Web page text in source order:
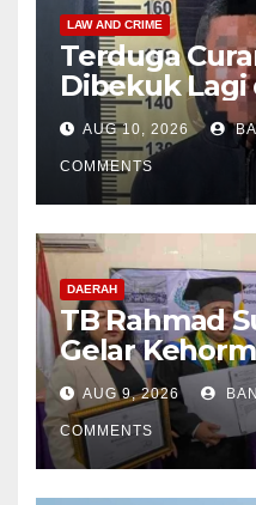
LAW AND CRIME
Terduga
Dibekuk Lagi
Pelaku
Beberapa
AUG 10, 2026
COMMENTS
DAERAH
TB Rahmad
Gelar
Kemban
Dewan
AUG 9, 2026
COMMENTS